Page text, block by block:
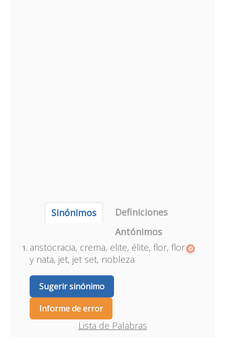
Sinónimos
Definiciones
Antónimos
aristocracia, crema, elite, élite, flor, flor
y nata, jet, jet set, nobleza
Sugerir sinónimo
Informe de error
Lista de Palabras